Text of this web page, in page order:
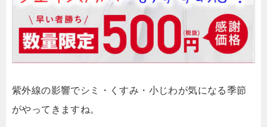
紫外線の影響でシミ・くすみ・小じわが気になる季節
がやってきますね。